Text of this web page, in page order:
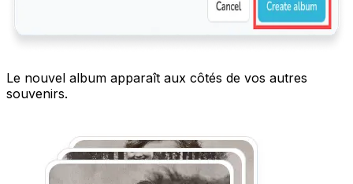
Le nouvel album apparaît aux côtés de vos autres
souvenirs.